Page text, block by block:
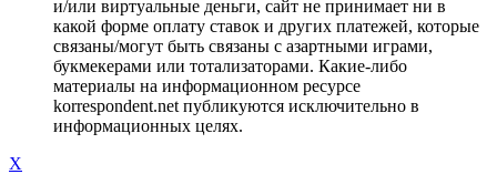
и/или виртуальные деньги, сайт не принимает ни в
какой форме оплату ставок и других платежей, которые
связаны/могут быть связаны с азартными играми,
букмекерами или тотализаторами. Какие-либо
материалы на информационном ресурсе
korrespondent.net публикуются исключительно в
информационных целях.
X